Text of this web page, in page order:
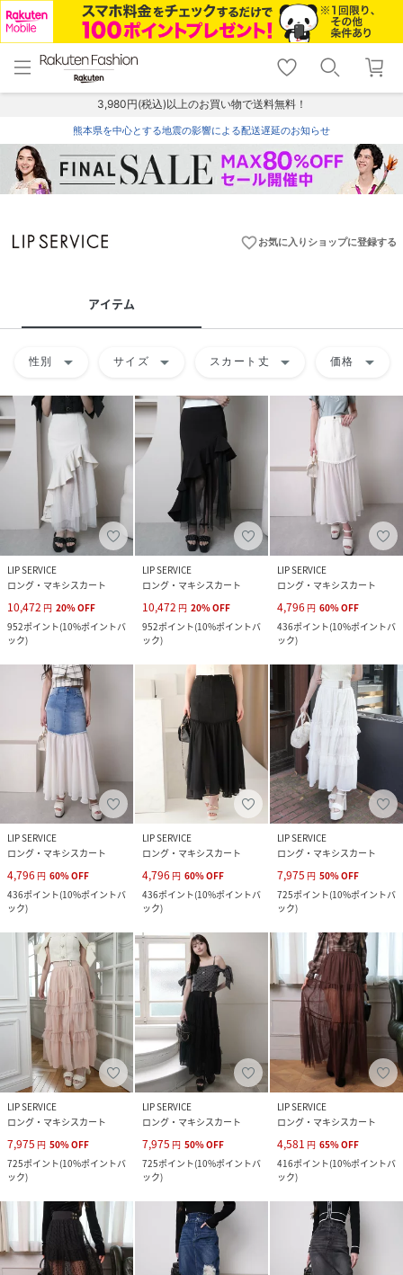
menu home
トップ
shopping_cart lock_outline
ログイン
3,980円(税込)以上のお買い物で送料無料！
熊本県を中心とする地震の影響による配送遅延のお知らせ
favorite_borderお気に入りショップに登録する
アイテム
性別 arrow_drop_down サイズ arrow_drop_down スカート丈 arrow_drop_down 価格 arrow_drop_down
LIP SERVICE
ロング・マキシスカート
10,472 円 20%OFF
952ポイント(10%ポイントバ
ック)
LIP SERVICE
ロング・マキシスカート
10,472 円 20%OFF
952ポイント(10%ポイントバ
ック)
LIP SERVICE
ロング・マキシスカート
4,796 円 60%OFF
436ポイント(10%ポイントバ
ック)
LIP SERVICE
ロング・マキシスカート
4,796 円 60%OFF
436ポイント(10%ポイントバ
ック)
LIP SERVICE
ロング・マキシスカート
4,796 円 60%OFF
436ポイント(10%ポイントバ
ック)
LIP SERVICE
ロング・マキシスカート
7,975 円 50%OFF
725ポイント(10%ポイントバ
ック)
LIP SERVICE
ロング・マキシスカート
7,975 円 50%OFF
725ポイント(10%ポイントバ
ック)
LIP SERVICE
ロング・マキシスカート
7,975 円 50%OFF
725ポイント(10%ポイントバ
ック)
LIP SERVICE
ロング・マキシスカート
4,581 円 65%OFF
416ポイント(10%ポイントバ
ック)